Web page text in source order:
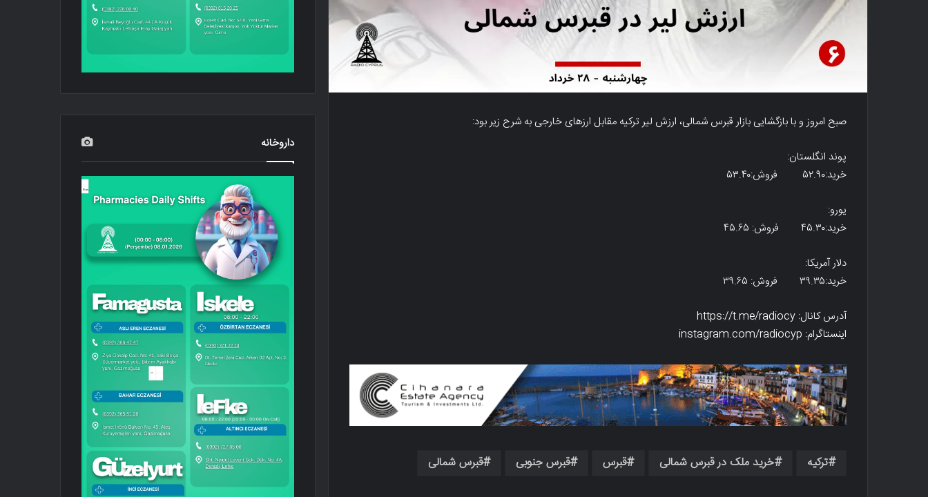
صبح امروز و با بازگشایی بازار قبرس شمالی، ارزش لیر ترکیه مقابل ارزهای خارجی به شرح زیر بود:
پوند انگلستان:
خرید:۵۲.۹۰ فروش:۵۳.۴۰
یورو:
خرید:۴۵.۳۰ فروش: ۴۵.۶۵
دلار آمریکا:
خرید:۳۹.۳۵ فروش: ۳۹.۶۵
آدرس کانال: https://t.me/radiocy
اینستاگرام: instagram.com/radiocyp
ترکیه خرید ملک در قبرس شمالی قبرس قبرس جنوبی قبرس شمالی
داروخانه